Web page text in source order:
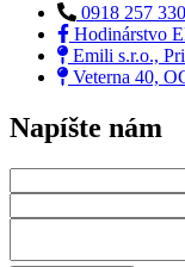
0918 257 330
Hodinárstvo
Emili s.r.o.,
Veterna 40,
Napíšte nám